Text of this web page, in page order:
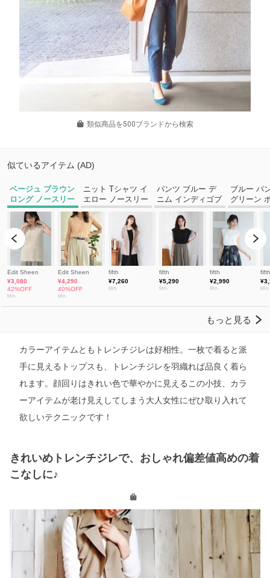
類似商品を500ブランドから検索
カラーアイテムともトレンチジレは好相性。一枚で着ると派
手に見えるトップスも、トレンチジレを羽織れば品良く着ら
れます。顔回りはきれい色で華やかに見えるこの小技、カラ
ーアイテムが老け見えしてしまう大人女性にぜひ取り入れて
欲しいテクニックです！
きれいめトレンチジレで、おしゃれ偏差値高めの着
こなしに♪